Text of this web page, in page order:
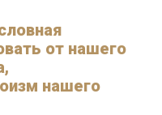
от нашего
нашего